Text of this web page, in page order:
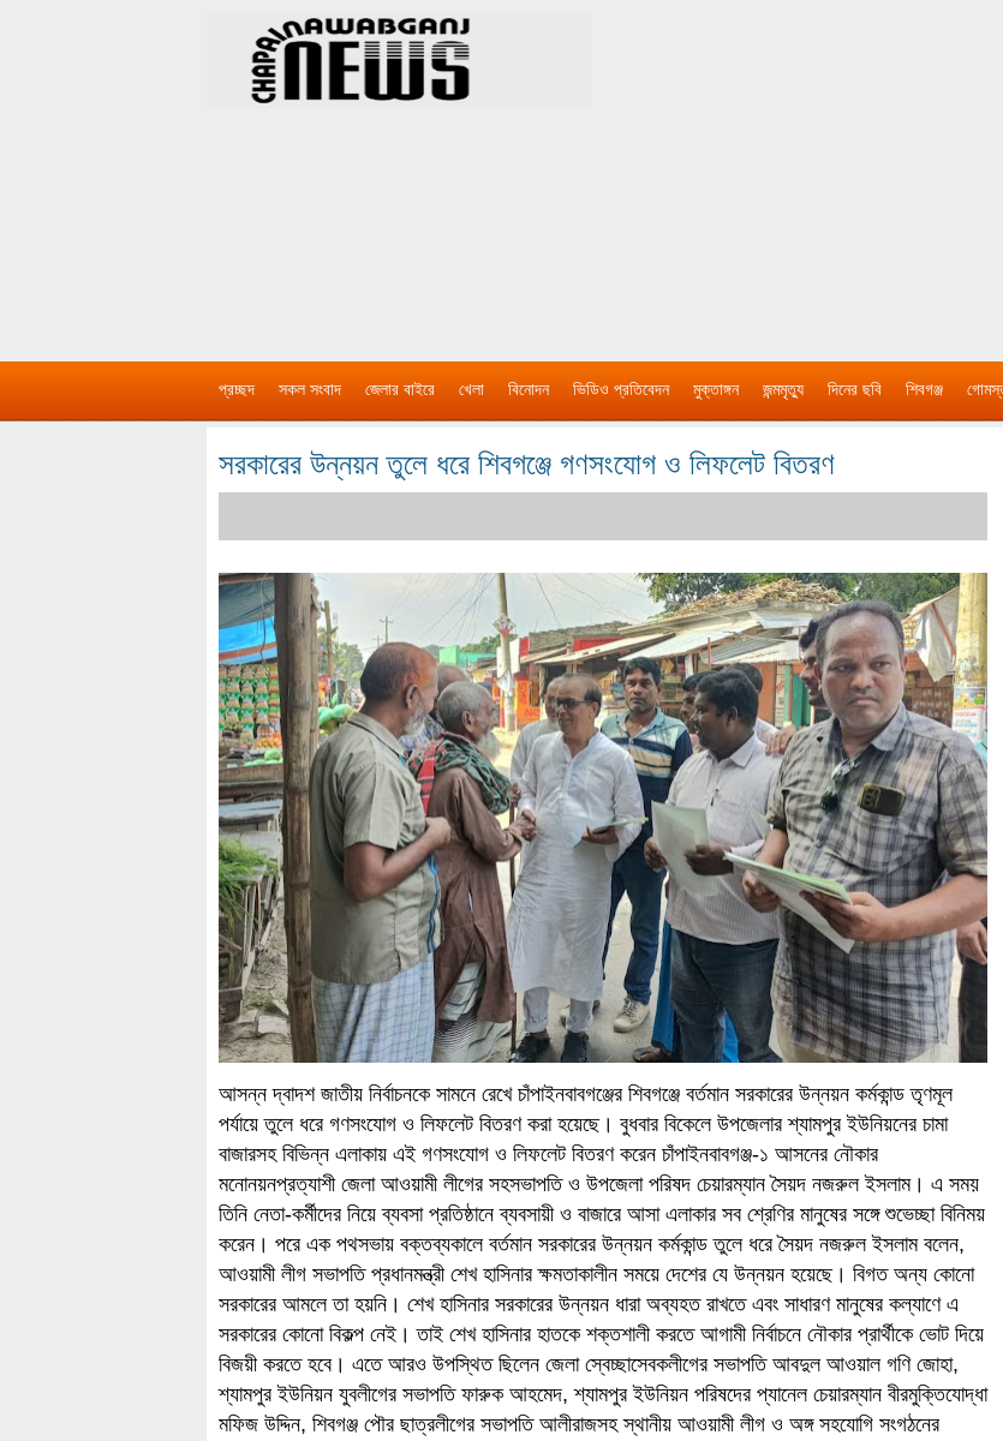
প্রচ্ছদ সকল সংবাদ জেলার বাইরে খেলা বিনোদন ভিডিও প্রতিবেদন মুক্তাঙ্গন জন্মমৃত্যু দিনের ছবি শিবগঞ্জ
সরকারের উন্নয়ন তুলে ধরে শিবগঞ্জে গণসংযোগ ও লিফলেট বিতরণ
আসন্ন দ্বাদশ জাতীয় নির্বাচনকে সামনে রেখে চাঁপাইনবাবগঞ্জের শিবগঞ্জে বর্তমান সরকারের উন্নয়ন কর্মকান্ড তৃণমূল
পর্যায়ে তুলে ধরে গণসংযোগ ও লিফলেট বিতরণ করা হয়েছে। বুধবার বিকেলে উপজেলার শ্যামপুর ইউনিয়নের চামা
বাজারসহ বিভিন্ন এলাকায় এই গণসংযোগ ও লিফলেট বিতরণ করেন চাঁপাইনবাবগঞ্জ-১ আসনের নৌকার
মনোনয়নপ্রত্যাশী জেলা আওয়ামী লীগের সহসভাপতি ও উপজেলা পরিষদ চেয়ারম্যান সৈয়দ নজরুল ইসলাম। এ সময়
তিনি নেতা-কর্মীদের নিয়ে ব্যবসা প্রতিষ্ঠানে ব্যবসায়ী ও বাজারে আসা এলাকার সব শ্রেণির মানুষের সঙ্গে শুভেচ্ছা বিনিময়
করেন। পরে এক পথসভায় বক্তব্যকালে বর্তমান সরকারের উন্নয়ন কর্মকান্ড তুলে ধরে সৈয়দ নজরুল ইসলাম বলেন,
আওয়ামী লীগ সভাপতি প্রধানমন্ত্রী শেখ হাসিনার ক্ষমতাকালীন সময়ে দেশের যে উন্নয়ন হয়েছে। বিগত অন্য কোনো
সরকারের আমলে তা হয়নি। শেখ হাসিনার সরকারের উন্নয়ন ধারা অব্যহত রাখতে এবং সাধারণ মানুষের কল্যাণে এ
সরকারের কোনো বিকল্প নেই। তাই শেখ হাসিনার হাতকে শক্তশালী করতে আগামী নির্বাচনে নৌকার প্রার্থীকে ভোট দিয়ে
বিজয়ী করতে হবে। এতে আরও উপস্থিত ছিলেন জেলা স্বেচ্ছাসেবকলীগের সভাপতি আবদুল আওয়াল গণি জোহা,
শ্যামপুর ইউনিয়ন যুবলীগের সভাপতি ফারুক আহমেদ, শ্যামপুর ইউনিয়ন পরিষদের প্যানেল চেয়ারম্যান বীরমুক্তিযোদ্ধা
মফিজ উদ্দিন, শিবগঞ্জ পৌর ছাত্রলীগের সভাপতি আলীরাজসহ স্থানীয় আওয়ামী লীগ ও অঙ্গ সহযোগি সংগঠনের